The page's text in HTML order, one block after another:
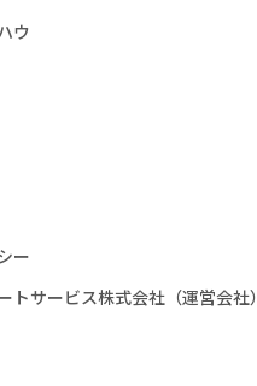
ウ
ー
トサービス株式会社（運営会社）